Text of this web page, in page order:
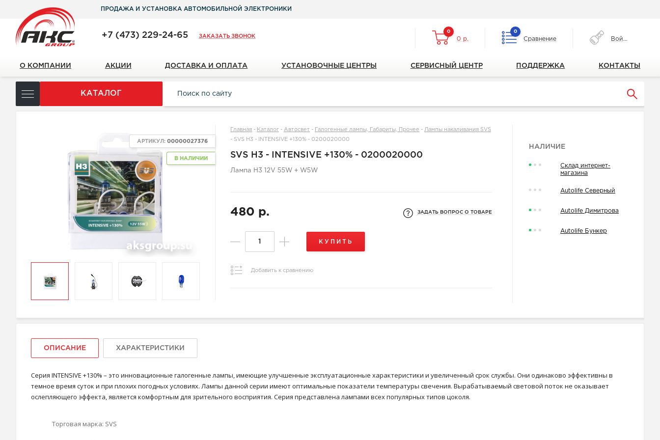
ПРОДАЖА И УСТАНОВКА АВТОМОБИЛЬНОЙ ЭЛЕКТРОНИКИ
+7 (473) 229-24-65 ЗАКАЗАТЬ ЗВОНОК
0
0 р.
0
Сравнение Войти
О КОМПАНИИ АКЦИИ ДОСТАВКА И ОПЛАТА УСТАНОВОЧНЫЕ ЦЕНТРЫ СЕРВИСНЫЙ ЦЕНТР ПОДДЕРЖКА КОНТАКТЫ
КАТАЛОГ
В НАЛИЧИИ
АРТИКУЛ:00000027376
Главная - Каталог -Автосвет - Галогенные лампы, Габариты, Прочее -Лампы накаливания SVS
- SVS H3 - INTENSIVE +130% - 0200020000
SVS H3 - INTENSIVE +130% - 0200020000
Лампа H3 12V 55W + W5W
480 р. ЗАДАТЬ ВОПРОС О ТОВАРЕ
КУПИТЬ
Добавить к сравнению
НАЛИЧИЕ
Склад интернет-
магазина
Autolife Северный
Autolife Димитрова
Autolife Бункер
ОПИСАНИЕ ХАРАКТЕРИСТИКИ
Серия INTENSIVE +130% – это инновационные галогенные лампы, имеющие улучшенные эксплуатационные характеристики и увеличенный срок службы. Они одинаково эффективны в
темное время суток и при плохих погодных условиях. Лампы данной серии имеют оптимальные показатели температуры свечения. Вырабатываемый световой поток не оказывает
ослепляющего эффекта, является комфортным для зрительного восприятия. Серия представлена лампами всех популярных типов цоколя.
Торговая марка: SVS